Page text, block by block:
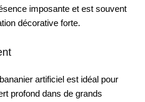
imposante et est souvent
décorative forte.
artificiel est idéal pour
profond dans de grands